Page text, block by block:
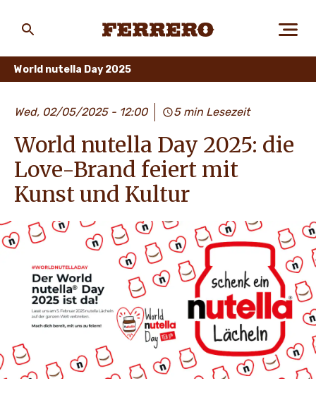
ÜBER FERRERO
MENSCH UND UMWELT
UNSERE MARKEN
KARRIERE
NEWS UND STORYS
main
World nutella Day 2025
Wed, 02/05/2025 - 12:00 5 min Lesezeit
World nutella Day 2025: die
Love-Brand feiert mit
Kunst und Kultur